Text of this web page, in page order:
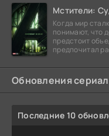
Мстители:
Когда мир
понимают, что
предстоит
предпочитал
Обновления
Последние 10